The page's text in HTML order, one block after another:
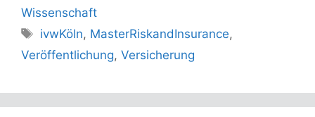
Wissenschaft
Schlagwörter
ivwKöln, MasterRiskandInsurance,
Veröffentlichung, Versicherung